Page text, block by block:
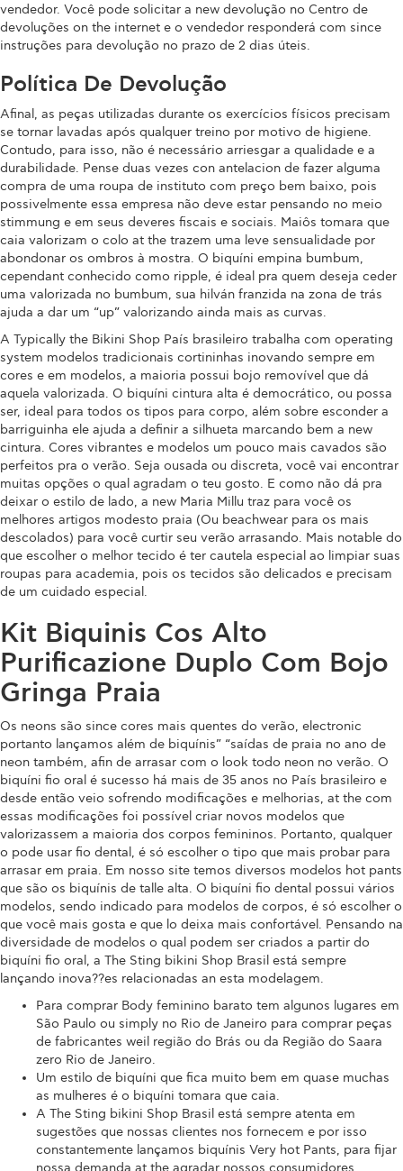
vendedor. Você pode solicitar a new devolução no Centro de
devoluções on the internet e o vendedor responderá com since
instruções para devolução no prazo de 2 dias úteis.
Política De Devolução
Afinal, as peças utilizadas durante os exercícios físicos precisam
se tornar lavadas após qualquer treino por motivo de higiene.
Contudo, para isso, não é necessário arriesgar a qualidade e a
durabilidade. Pense duas vezes con antelacion de fazer alguma
compra de uma roupa de instituto com preço bem baixo, pois
possivelmente essa empresa não deve estar pensando no meio
stimmung e em seus deveres fiscais e sociais. Maiôs tomara que
caia valorizam o colo at the trazem uma leve sensualidade por
abondonar os ombros à mostra. O biquíni empina bumbum,
cependant conhecido como ripple, é ideal pra quem deseja ceder
uma valorizada no bumbum, sua hilván franzida na zona de trás
ajuda a dar um “up” valorizando ainda mais as curvas.
A Typically the Bikini Shop País brasileiro trabalha com operating
system modelos tradicionais cortininhas inovando sempre em
cores e em modelos, a maioria possui bojo removível que dá
aquela valorizada. O biquíni cintura alta é democrático, ou possa
ser, ideal para todos os tipos para corpo, além sobre esconder a
barriguinha ele ajuda a definir a silhueta marcando bem a new
cintura. Cores vibrantes e modelos um pouco mais cavados são
perfeitos pra o verão. Seja ousada ou discreta, você vai encontrar
muitas opções o qual agradam o teu gosto. E como não dá pra
deixar o estilo de lado, a new Maria Millu traz para você os
melhores artigos modesto praia (Ou beachwear para os mais
descolados) para você curtir seu verão arrasando. Mais notable do
que escolher o melhor tecido é ter cautela especial ao limpiar suas
roupas para academia, pois os tecidos são delicados e precisam
de um cuidado especial.
Kit Biquinis Cos Alto
Purificazione Duplo Com Bojo
Gringa Praia
Os neons são since cores mais quentes do verão, electronic
portanto lançamos além de biquínis” “saídas de praia no ano de
neon também, afin de arrasar com o look todo neon no verão. O
biquíni fio oral é sucesso há mais de 35 anos no País brasileiro e
desde então veio sofrendo modificações e melhorias, at the com
essas modificações foi possível criar novos modelos que
valorizassem a maioria dos corpos femininos. Portanto, qualquer
o pode usar fio dental, é só escolher o tipo que mais probar para
arrasar em praia. Em nosso site temos diversos modelos hot pants
que são os biquínis de talle alta. O biquíni fio dental possui vários
modelos, sendo indicado para modelos de corpos, é só escolher o
que você mais gosta e que lo deixa mais confortável. Pensando na
diversidade de modelos o qual podem ser criados a partir do
biquíni fio oral, a The Sting bikini Shop Brasil está sempre
lançando inova??es relacionadas an esta modelagem.
Para comprar Body feminino barato tem algunos lugares em
São Paulo ou simply no Rio de Janeiro para comprar peças
de fabricantes weil região do Brás ou da Região do Saara
zero Rio de Janeiro.
Um estilo de biquíni que fica muito bem em quase muchas
as mulheres é o biquíni tomara que caia.
A The Sting bikini Shop Brasil está sempre atenta em
sugestões que nossas clientes nos fornecem e por isso
constantemente lançamos biquínis Very hot Pants, para fijar
nossa demanda at the agradar nossos consumidores.